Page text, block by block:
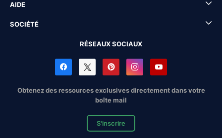
AIDE
SOCIÉTÉ
RÉSEAUX SOCIAUX
Obtenez des ressources exclusives directement dans votre
boîte mail
S'inscrire